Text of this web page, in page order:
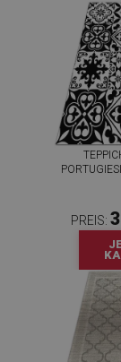
PREIS: